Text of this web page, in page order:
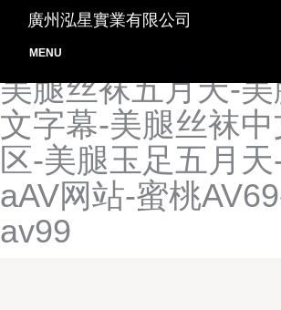
美日无码电影AV-美
情论坛-美腿av影
美腿丝袜五月天-
文字幕-美腿丝袜
区-美腿玉足五月
aAV网站-蜜桃
av99
廣州泓星實業有限公司
MENU